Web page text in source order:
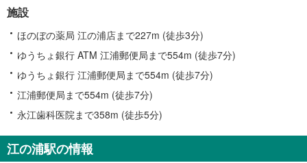
施設
ほのぼの薬局 江の浦店まで227m (徒歩3分)
ゆうちょ銀行 ATM 江浦郵便局まで554m (徒歩7分)
ゆうちょ銀行 江浦郵便局まで554m (徒歩7分)
江浦郵便局まで554m (徒歩7分)
永江歯科医院まで358m (徒歩5分)
江の浦駅の情報